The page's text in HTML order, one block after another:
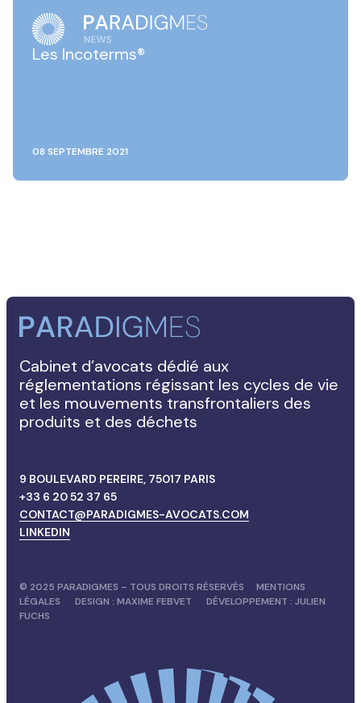
Les Incoterms®
08 SEPTEMBRE 2021
Cabinet d’avocats dédié aux
réglementations régissant les cycles de vie
et les mouvements transfrontaliers des
produits et des déchets
9 BOULEVARD PEREIRE, 75017 PARIS
+33 6 20 52 37 65
CONTACT@PARADIGMES-AVOCATS.COM
LINKEDIN
© 2025 PARADIGMES – TOUS DROITS RÉSERVÉSMENTIONS
LÉGALES DESIGN :MAXIME FEBVET DÉVELOPPEMENT :JULIEN
FUCHS